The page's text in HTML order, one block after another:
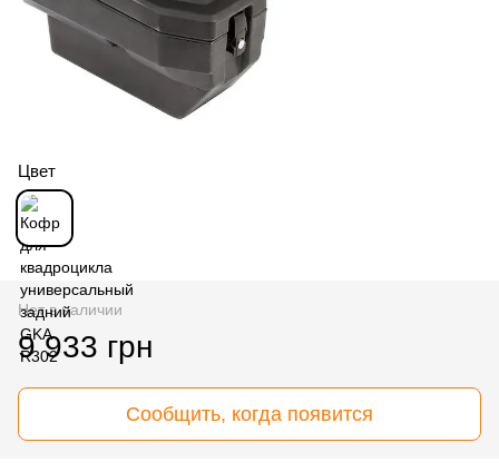
Цвет
Нет в наличии
9 933 грн
Сообщить, когда появится